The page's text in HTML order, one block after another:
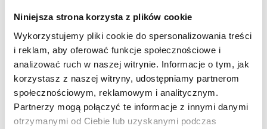
Niniejsza strona korzysta z plików cookie
Wykorzystujemy pliki cookie do spersonalizowania treści
i reklam, aby oferować funkcje społecznościowe i
analizować ruch w naszej witrynie. Informacje o tym, jak
korzystasz z naszej witryny, udostępniamy partnerom
społecznościowym, reklamowym i analitycznym.
Partnerzy mogą połączyć te informacje z innymi danymi
otrzymanymi od Ciebie lub uzyskanymi podczas
Czytaj więcej
Szybki dostęp​